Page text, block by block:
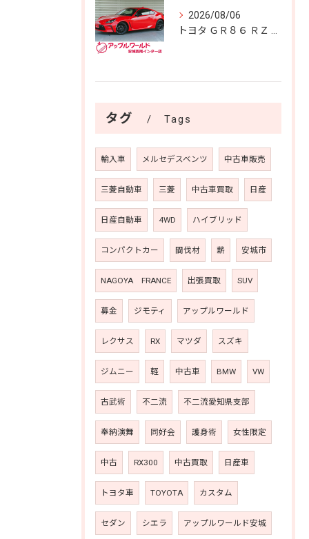
2026/08/06
タグ Tags
輸入車 メルセデスベンツ 中古車販売
三菱自動車 三菱 中古車買取 日産
日産自動車 4WD ハイブリッド
コンパクトカー 間伐材 薪 安城市
NAGOYA FRANCE 出張買取 SUV
募金 ジモティ アップルワールド
レクサス RX マツダ スズキ
ジムニー 軽 中古車 BMW VW
古武術 不二流 不二流愛知県支部
奉納演舞 同好会 護身術 女性限定
中古 RX300 中古買取 日産車
トヨタ車 TOYOTA カスタム
セダン シエラ アップルワールド安城